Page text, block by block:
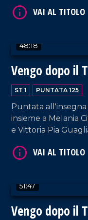
48:18
Vengo dopo il
ST 1 PUNTATA 125
Puntata
insieme a Melania
e Vittoria Pia
accoglienza del
51:47
Vengo dopo il
VAI AL TITOLO
VAI AL TITOLO